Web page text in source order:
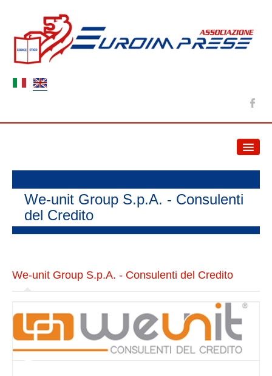
NEWS
Il codice etico
Mission
La struttura
Statuto
We-unit Group S.p.A. - Consulenti
del Credito
We-unit Group S.p.A. - Consulenti del Credito